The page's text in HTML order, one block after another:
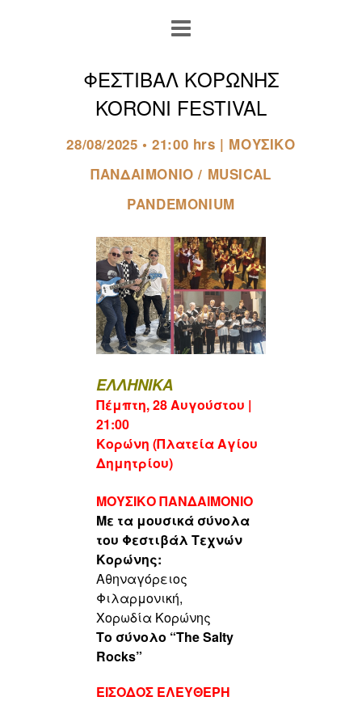
ΦΕΣΤΙΒΑΛ ΚΟΡΩΝΗΣ
KORONI FESTIVAL
28/08/2025 • 21:00 hrs | ΜΟΥΣΙΚΟ
ΠΑΝΔΑΙΜΟΝΙΟ / MUSICAL
PANDEMONIUM
ΕΛΛΗΝΙΚΑ
Πέμπτη, 28 Αυγούστου |
21:00
Κορώνη (Πλατεία Αγίου
Δημητρίου)
ΜΟΥΣΙΚO ΠΑΝΔΑΙΜΟΝΙΟ
Με τα μουσικά σύνολα
του Φεστιβάλ Τεχνών
Κορώνης:
Αθηναγόρειος
Φιλαρμονική,
Χορωδία Κορώνης
Tο σύνολο “The Salty
Rocks”
ΕΙΣΟΔΟΣ ΕΛΕΥΘΕΡΗ